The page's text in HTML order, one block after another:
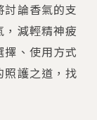
論香氣的支
減輕精神疲
、使用方式
照護之道，找